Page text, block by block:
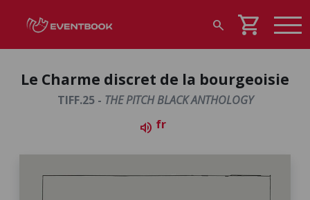
search shopping_cart
Le Charme discret de la bourgeoisie
TIFF.25 - THE PITCH BLACK ANTHOLOGY
volume_up fr